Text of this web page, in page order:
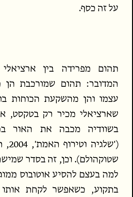
על זה כסף.
תהום מפרידה בין ארציאלי
המדובר: תהום שמורכבת הן
עצמו והן מהשקעת הכוחות
שארציאלי מכיר רק בטקסט,
בשוודיה מכבה את האור
שטוקהולם). וכן, זה בסדר
למה בעצם להסיע אוטובוס
בתקוע, כשאפשר לקחת אותו